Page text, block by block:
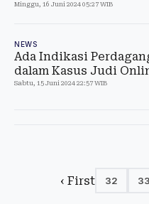
Minggu, 16 Juni 2024 05:27 WIB
NEWS
Ada Indikasi
dalam Kasus Judi
Sabtu, 15 Juni 2024 22:57 WIB
‹ First 32 33